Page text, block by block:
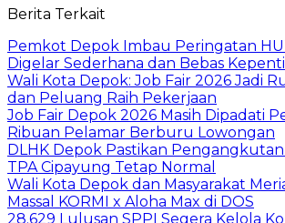
Berita Terkait
Pemkot Depok Imbau Peringatan
Digelar Sederhana dan Bebas
Wali Kota Depok: Job Fair 2026 Jadi
dan Peluang Raih Pekerjaan
Job Fair Depok 2026 Masih Dipadati
Ribuan Pelamar Berburu Lowongan
DLHK Depok Pastikan
TPA Cipayung Tetap Normal
Wali Kota Depok dan Masyarakat
Massal KORMI x Aloha Max di DOS
28.629 Lulusan SPPI Segera Kelola